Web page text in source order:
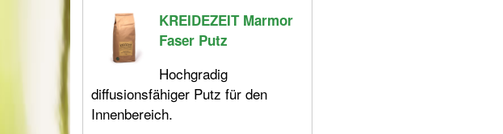
KREIDEZEIT Marmor
Faser Putz
Hochgradig
diffusionsfähiger Putz für den
Innenbereich.